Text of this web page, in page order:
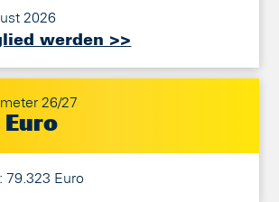
2026
werden >>
26/27
79.323 Euro